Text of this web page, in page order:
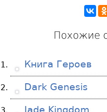
Похожие
Книга Героев
Dark Genesis